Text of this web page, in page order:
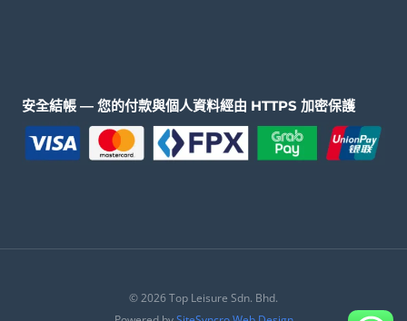
安全結帳 — 您的付款與個人資料經由 HTTPS 加密保護
© 2026 Top Leisure Sdn. Bhd.